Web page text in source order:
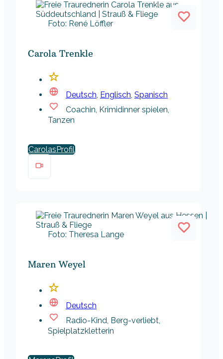
Foto: René Löffler
Carola Trenkle
Deutsch, Englisch, Spanisch
Coachin, Krimidinner spielen,
Tanzen
Carolas
Foto: Theresa Lange
Maren Weyel
Deutsch
Radio-Kind, Berg-verliebt,
Spielplatzkletterin